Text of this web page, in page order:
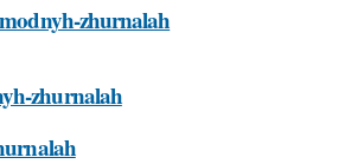
zhurnalah
zhurnalah